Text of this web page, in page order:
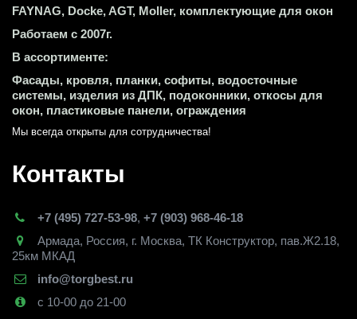
FAYNAG, Docke, AGT, Moller, комплектующие для окон
Работаем с 2007г.
В ассортименте:
Фасады, кровля, планки, софиты, водосточные
системы, изделия из ДПК, подоконники, откосы для
окон, пластиковые панели, ограждения
Мы всегда открыты для сотрудничества!
Контакты
+7 (495) 727-53-98, +7 (903) 968-46-18
Армада, Россия, г. Москва, ТК Конструктор, пав.Ж2.18,
25км МКАД
info@torgbest.ru
с 10-00 до 21-00